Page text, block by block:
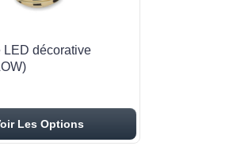
LED décorative
Les Options